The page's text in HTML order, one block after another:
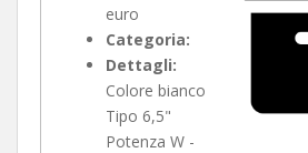
euro
Categoria:
Dettagli:
Colore bianco
Tipo 6,5"
Potenza W -